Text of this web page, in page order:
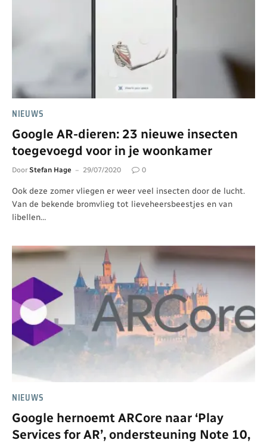
NIEUWS
Google AR-dieren: 23 nieuwe insecten
toegevoegd voor in je woonkamer
Door Stefan Hage 29/07/2020 0
Ook deze zomer vliegen er weer veel insecten door de lucht.
Van de bekende bromvlieg tot lieveheersbeestjes en van
libellen…
NIEUWS
Google hernoemt ARCore naar ‘Play
Services for AR’, ondersteuning Note 10,